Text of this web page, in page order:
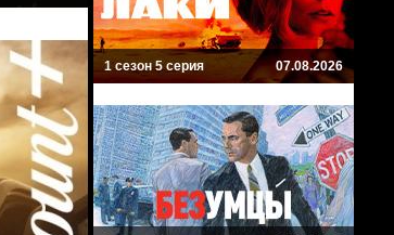
1 сезон 5 серия 07.08.2026